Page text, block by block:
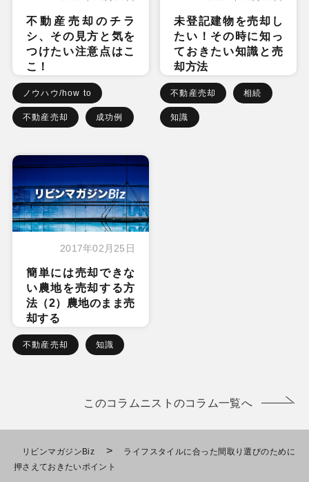
不動産売却のチラ
シ、その見方と気を
つけたい注意点はこ
こ！
ノウハウ/how to
不動産売却 成功例
未登記建物を売却し
たい！その時に知っ
ておきたい知識と売
却方法
不動産売却 相続
知識
2017年02月25日
簡単には売却できな
い農地を売却する方
法（2）農地のまま売
却する
不動産売却 知識
このコラムニストのコラム一覧へ
リビンマガジンBiz >
ライフスタイルに合った間取り選びのために
押さえておきたいポイント